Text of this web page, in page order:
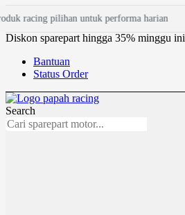
ke
konten
racing pilihan untuk performa harian
Diskon sparepart hingga 35% minggu ini
Bantuan
Status Order
Search